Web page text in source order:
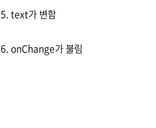
5. text가 변함
6. onChange가 불림